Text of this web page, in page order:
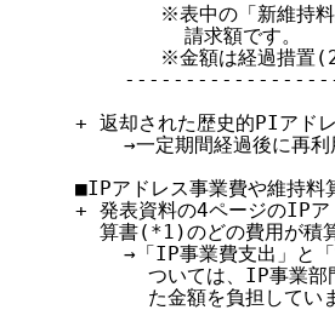
※表中の「新維持料
           請求額です。
※金額は経過措置
+ 返却された歴史的PIアド
→一定期間経過後に再
■IPアドレス事業費や維持料
+ 発表資料の4ページのIP
算書(*1)のどの費用が積算
→「IP事業費支出」と「
ついては、IP事業部
た金額を負担してい